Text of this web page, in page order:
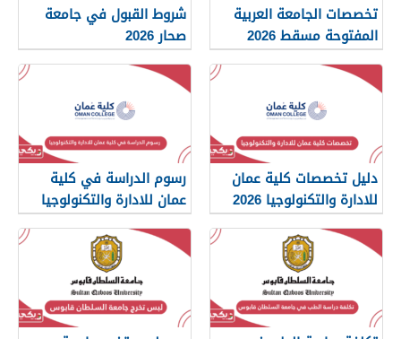
تخصصات الجامعة العربية
المفتوحة مسقط 2026
شروط القبول في جامعة
صحار 2026
دليل تخصصات كلية عمان
للادارة والتكنولوجيا 2026
رسوم الدراسة في كلية
عمان للادارة والتكنولوجيا
2026